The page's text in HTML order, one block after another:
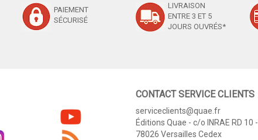
PAIEMENT
SÉCURISÉ
LIVRAISON
ENTRE 3 ET 5
JOURS OUVRÉS*
CONTACT SERVICE CLIENTS
serviceclients@quae.fr
Éditions Quae - c/o INRAE RD 10 -
78026 Versailles Cedex